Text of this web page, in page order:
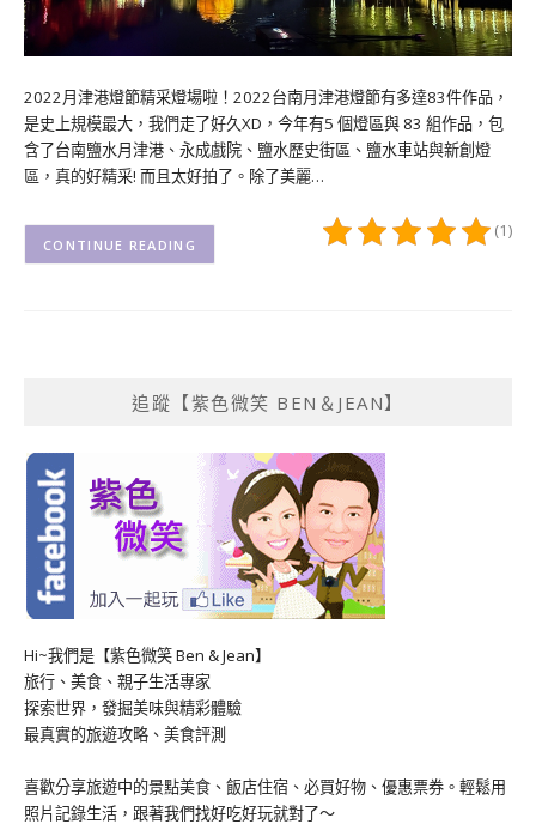
2022月津港燈節精采燈場啦！2022台南月津港燈節有多達83件作品，
是史上規模最大，我們走了好久XD，今年有5 個燈區與 83 組作品，包
含了台南鹽水月津港、永成戲院、鹽水歷史街區、鹽水車站與新創燈
區，真的好精采! 而且太好拍了。除了美麗…
(1)
CONTINUE READING
追蹤【紫色微笑 BEN＆JEAN】
Hi~我們是【紫色微笑 Ben & Jean】
旅行、美食、親子生活專家
探索世界，發掘美味與精彩體驗
最真實的旅遊攻略、美食評測
喜歡分享旅遊中的景點美食、飯店住宿、必買好物、優惠票券。輕鬆用
照片記錄生活，跟著我們找好吃好玩就對了～